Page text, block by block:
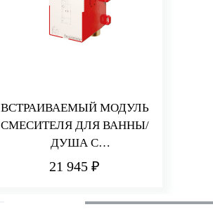
ВСТРАИВАЕМЫЙ МОДУЛЬ
СМЕСИТЕЛЯ ДЛЯ ВАННЫ/
ДУША С
ПЕРЕКЛЮЧАТЕЛЕМ
21 945 ₽